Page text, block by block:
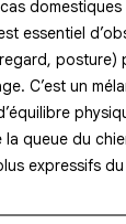
domestiques
essentiel
posture)
C’est un
queue du
expressifs